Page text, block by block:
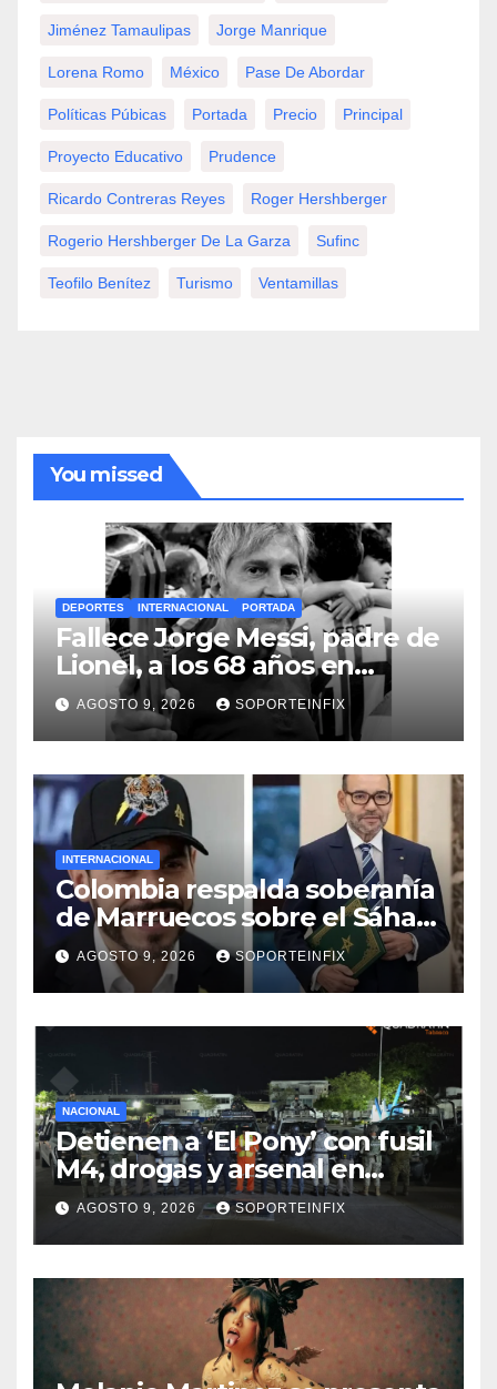
Jiménez Tamaulipas Jorge Manrique
Lorena Romo México Pase De Abordar
Políticas Púbicas Portada Precio Principal
Proyecto Educativo Prudence
Ricardo Contreras Reyes Roger Hershberger
Rogerio Hershberger De La Garza Sufinc
Teofilo Benítez Turismo Ventamillas
You missed
DEPORTES INTERNACIONAL PORTADA
Fallece Jorge Messi, padre de
Lionel, a los 68 años en
Rosario
AGOSTO 9, 2026 SOPORTEINFIX
INTERNACIONAL
Colombia respalda soberanía
de Marruecos sobre el Sáhara
y busca TLC
AGOSTO 9, 2026 SOPORTEINFIX
NACIONAL
Detienen a ‘El Pony’ con fusil
M4, drogas y arsenal en
carretera de Tabasco
AGOSTO 9, 2026 SOPORTEINFIX